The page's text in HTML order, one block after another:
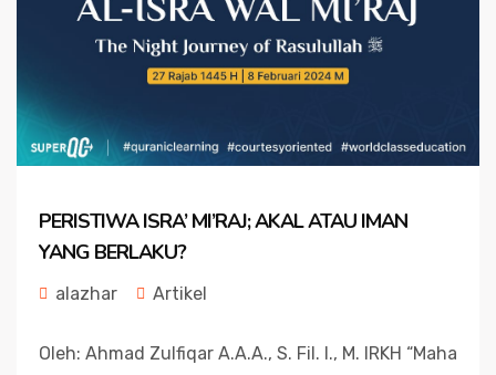
PERISTIWA ISRA’ MI’RAJ; AKAL ATAU IMAN
YANG BERLAKU?
alazhar Artikel
Oleh: Ahmad Zulfiqar A.A.A., S. Fil. I., M. IRKH “Maha